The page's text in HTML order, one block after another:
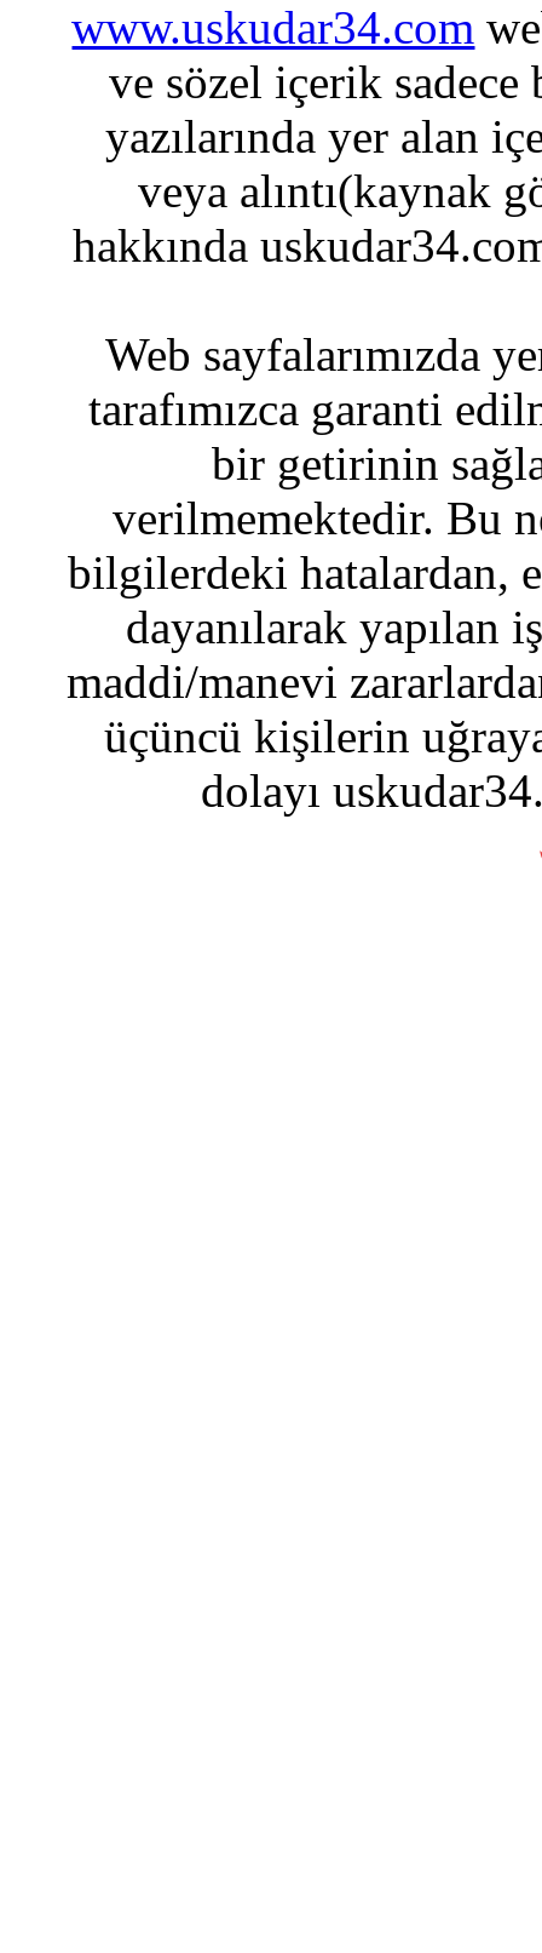
www.uskudar34.com
ve sözel içerik sadece
yazılarında yer alan
veya alıntı(kaynak
hakkında
Web sayfalarımızda
tarafımızca garanti
bir getirinin
verilmemektedir. Bu
bilgilerdeki hatalardan,
dayanılarak yapılan
maddi/manevi
üçüncü kişilerin
dolayı